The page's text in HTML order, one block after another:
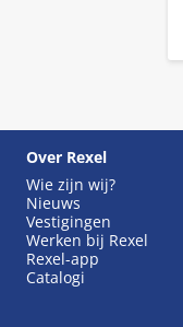
Over Rexel
Wie zijn wij?
Nieuws
Vestigingen
Werken bij Rexel
Rexel-app
Catalogi